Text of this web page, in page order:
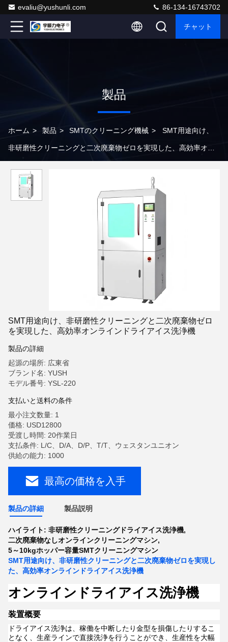
evaliu@yushunli.com 86-134-16743702
チャット
製品
ホーム > 製品 > SMTのクリーニング機械 > SMT用途向け、
非研磨性クリーニングと二次廃棄物ゼロを実現した、高効率オン
SMT用途向け、非研磨性クリーニングと二次廃棄物ゼロ
を実現した、高効率オンラインドライアイス洗浄機
製品の詳細
起源の場所: 広東省
ブランド名: YUSH
モデル番号: YSL-220
支払いと送料の条件
最小注文数量: 1
価格: USD12800
受渡し時間: 20作業日
支払条件: L/C、D/A、D/P、T/T、ウェスタンユニオン
供給の能力: 1000
最高の価格を入手
製品の詳細 製品説明
ハイライト: 非研磨性クリーニングドライアイス洗浄機,
二次廃棄物なしオンラインクリーニングマシン,
5～10kgホッパー容量SMTクリーニングマシン
SMT用途向け、非研磨性クリーニングと二次廃棄物ゼロを実現し
た、高効率オンラインドライアイス洗浄機
オンラインドライアイス洗浄機
装置概要
ドライアイス洗浄は、稼働を中断したり金型を損傷したりするこ
となく、生産ラインで直接洗浄を行うことができ、生産性を大幅